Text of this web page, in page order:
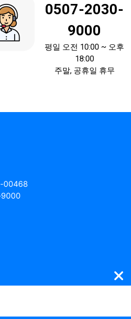
0507-2030-
9000
평일 오전 10:00 ~ 오후
18:00
주말, 공휴일 휴무
00468